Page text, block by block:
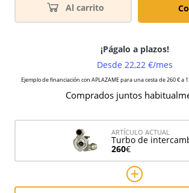
Al carrito
Comprados juntos
ARTÍCULO ACTUAL
Turbo de
260€